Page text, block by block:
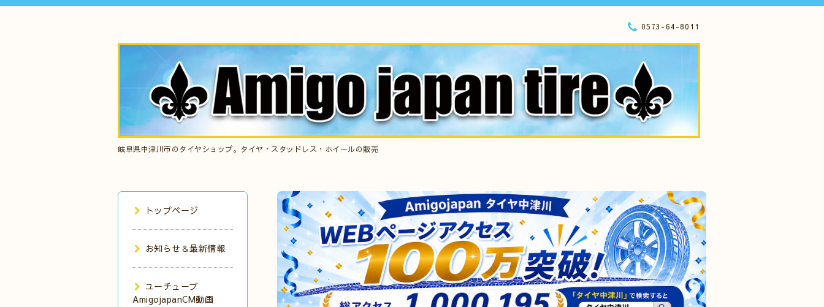
岐阜県中津川市のタイヤショップ。タイヤ・スタッドレス・ホイールの販売
0573-64-8011
トップページ
お知らせ＆最新情報
ユーチューブ
AmigojapanCM動画